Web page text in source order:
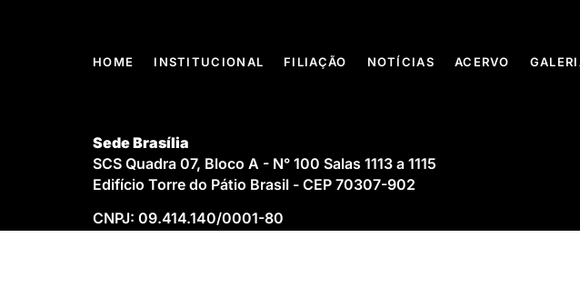
HOME INSTITUCIONAL FILIAÇÃO NOTÍCIAS ACERVO
Sede Brasília
SCS Quadra 07, Bloco A - N° 100 Salas 1113 a 1115
Edifício Torre do Pátio Brasil - CEP 70307-902
CNPJ: 09.414.140/0001-80